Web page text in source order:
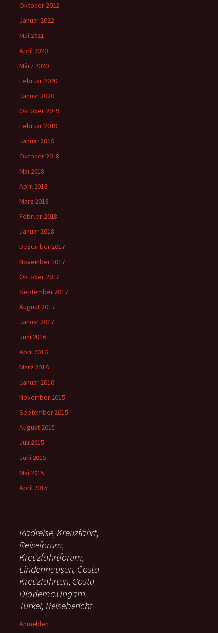
Oktober 2022
Januar 2022
Mai 2021
April 2020
März 2020
Februar 2020
Januar 2020
Oktober 2019
Februar 2019
Januar 2019
Oktober 2018
Mai 2018
April 2018
März 2018
Februar 2018
Januar 2018
Dezember 2017
November 2017
Oktober 2017
September 2017
August 2017
Januar 2017
Juni 2016
April 2016
März 2016
Januar 2016
November 2015
September 2015
August 2015
Juli 2015
Juni 2015
Mai 2015
April 2015
Radreise, Kreuzfahrt,
Reiseforum,
Kreuzfahrtforum,
Lindenhausen, Costa
Kreuzfahrten, Costa
Diadema,Ungarn,
Türkei, Reisebericht
Anmelden